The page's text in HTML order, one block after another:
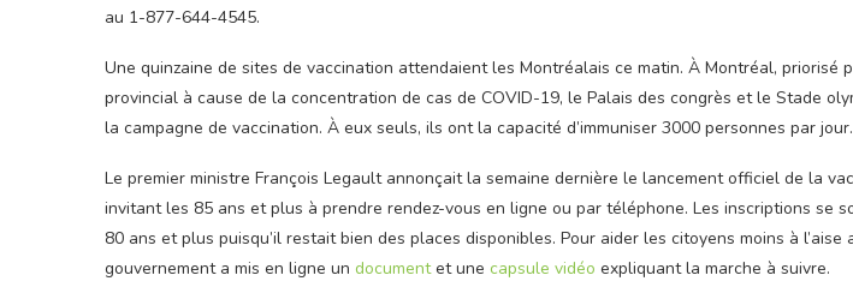
au 1-877-644-4545.
Une quinzaine de sites de vaccination attendaient les Montréalais ce matin. À Montréal, priorisé
provincial à cause de la concentration de cas de COVID-19, le Palais des congrès et le Stade
la campagne de vaccination. À eux seuls, ils ont la capacité d’immuniser 3000 personnes par jour.
Le premier ministre François Legault annonçait la semaine dernière le lancement officiel de la
invitant les 85 ans et plus à prendre rendez-vous en ligne ou par téléphone. Les inscriptions se
80 ans et plus puisqu’il restait bien des places disponibles. Pour aider les citoyens moins à
gouvernement a mis en ligne un documentet une capsule vidéo expliquant la marche à suivre.